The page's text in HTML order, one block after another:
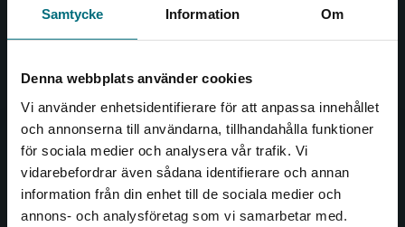
Samtycke Information Om
Denna webbplats använder cookies
Vi använder enhetsidentifierare för att anpassa innehållet
och annonserna till användarna, tillhandahålla funktioner
för sociala medier och analysera vår trafik. Vi
vidarebefordrar även sådana identifierare och annan
information från din enhet till de sociala medier och
annons- och analysföretag som vi samarbetar med.
Begränsad fraktregion
Nypon och Vilja förlag ger ut böcker som väcker läslust
såväl barn som vuxna.
Nypon och Vilja förlag är en del av Studentlitteratur.
Kontakta oss
Kontakta oss
046-31 20 00